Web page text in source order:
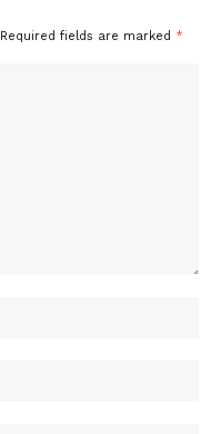
Required fields are marked *